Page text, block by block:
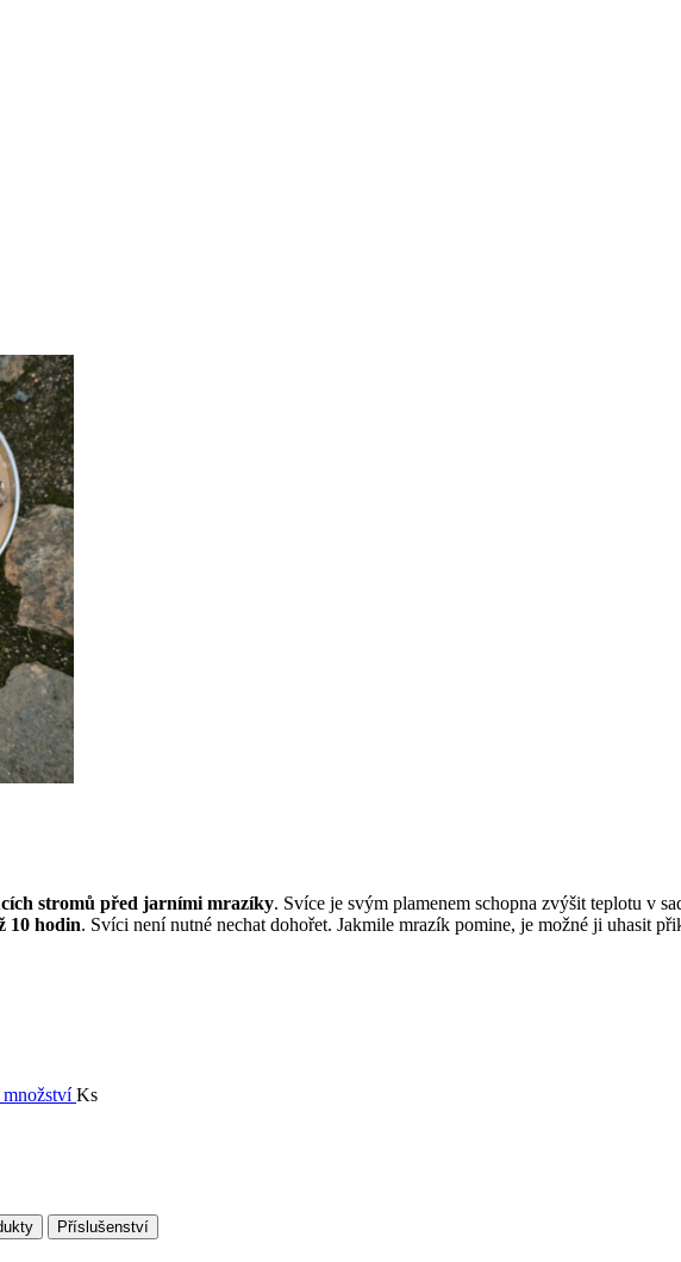
stromů před jarními mrazíky. Svíce je svým plamenem schopna zvýšit teplotu v
10 hodin. Svíci není nutné nechat dohořet. Jakmile mrazík pomine, je možné ji uhasit
množstvíKs
Příslušenství